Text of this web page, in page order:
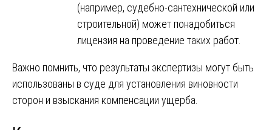
(например, судебно-сантехнической или
строительной) может понадобиться
лицензия на проведение таких работ.
Важно помнить, что результаты экспертизы могут быть
использованы в суде для установления виновности
сторон и взыскания компенсации ущерба.